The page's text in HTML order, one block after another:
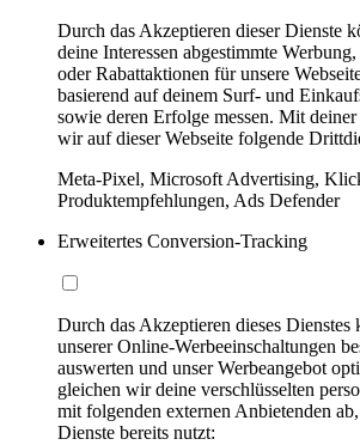
Durch das Akzeptieren dieser Dienste
deine Interessen abgestimmte
oder Rabattaktionen für unsere
basierend auf deinem Surf- und
sowie deren Erfolge messen. Mit
wir auf dieser Webseite folgende
Meta-Pixel, Microsoft Advertising,
Produktempfehlungen, Ads Defender
Erweitertes Conversion-Tracking
Durch das Akzeptieren dieses
unserer Online-Werbeeinschaltungen
auswerten und unser Werbeangebot
gleichen wir deine verschlüsselten
mit folgenden externen Anbietenden
Dienste bereits nutzt: